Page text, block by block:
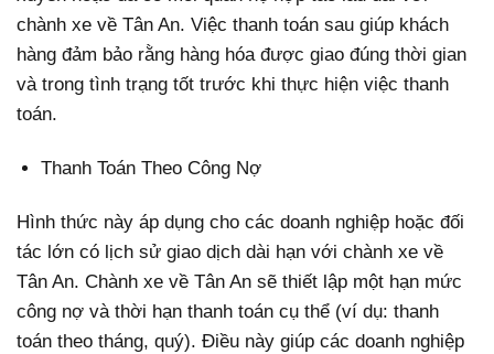
chành xe về Tân An. Việc thanh toán sau giúp khách
hàng đảm bảo rằng hàng hóa được giao đúng thời gian
và trong tình trạng tốt trước khi thực hiện việc thanh
toán.
Thanh Toán Theo Công Nợ
Hình thức này áp dụng cho các doanh nghiệp hoặc đối
tác lớn có lịch sử giao dịch dài hạn với chành xe về
Tân An. Chành xe về Tân An sẽ thiết lập một hạn mức
công nợ và thời hạn thanh toán cụ thể (ví dụ: thanh
toán theo tháng, quý). Điều này giúp các doanh nghiệp